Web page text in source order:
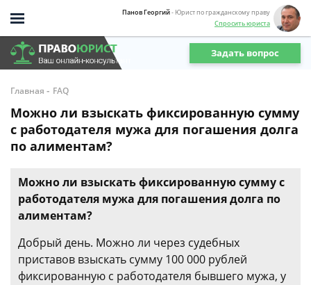
Панов Георгий- Юрист по гражданскому праву
Спросить юриста
Задать вопрос
Главная - FAQ
Можно ли взыскать фиксированную сумму
с работодателя мужа для погашения долга
по алиментам?
Можно ли взыскать фиксированную сумму с
работодателя мужа для погашения долга по
алиментам?
Добрый день. Можно ли через судебных
приставов взыскать сумму 100 000 рублей
фиксированную с работодателя бывшего мужа, у